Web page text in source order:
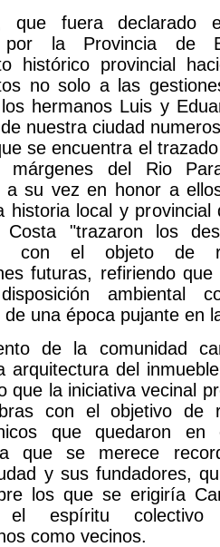
que fuera declarado
por la Provincia de
histórico provincial
no solo a las
hermanos Luis y
nuestra ciudad
se encuentra el
márgenes del Rio
a su vez en honor a
historia local y
Costa "trazaron los
con el objeto de
futuras, refiriendo
ambiental
de una época pujante en
de la comunidad
arquitectura del
que la iniciativa vecinal
con el objetivo de
que quedaron
que se merece
y sus fundadores,
los que se erigiría
el espíritu
como vecinos.